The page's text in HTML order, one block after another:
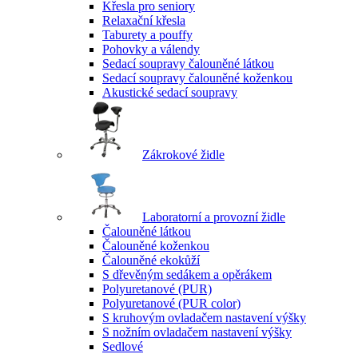
Křesla pro seniory
Relaxační křesla
Taburety a pouffy
Pohovky a válendy
Sedací soupravy čalouněné látkou
Sedací soupravy čalouněné koženkou
Akustické sedací soupravy
Zákrokové židle
Laboratorní a provozní židle
Čalouněné látkou
Čalouněné koženkou
Čalouněné ekokůží
S dřevěným sedákem a opěrákem
Polyuretanové (PUR)
Polyuretanové (PUR color)
S kruhovým ovladačem nastavení výšky
S nožním ovladačem nastavení výšky
Sedlové